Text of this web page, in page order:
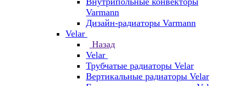
Varmann
Дизайн-радиаторы Varmann
Velar
Назад
Velar
Трубчатые радиаторы Velar
Вертикальные радиаторы Velar